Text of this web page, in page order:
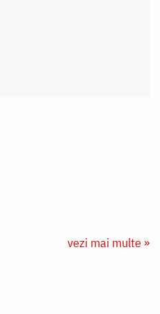
vezi mai multe »